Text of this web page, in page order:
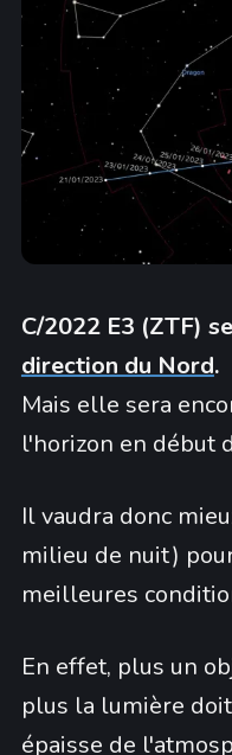
C/2022 E3 (ZTF)
direction du Nord.
Mais elle sera
l'horizon en début
Il vaudra donc
milieu de nuit)
meilleures
En effet, plus un
plus la lumière
épaisse de